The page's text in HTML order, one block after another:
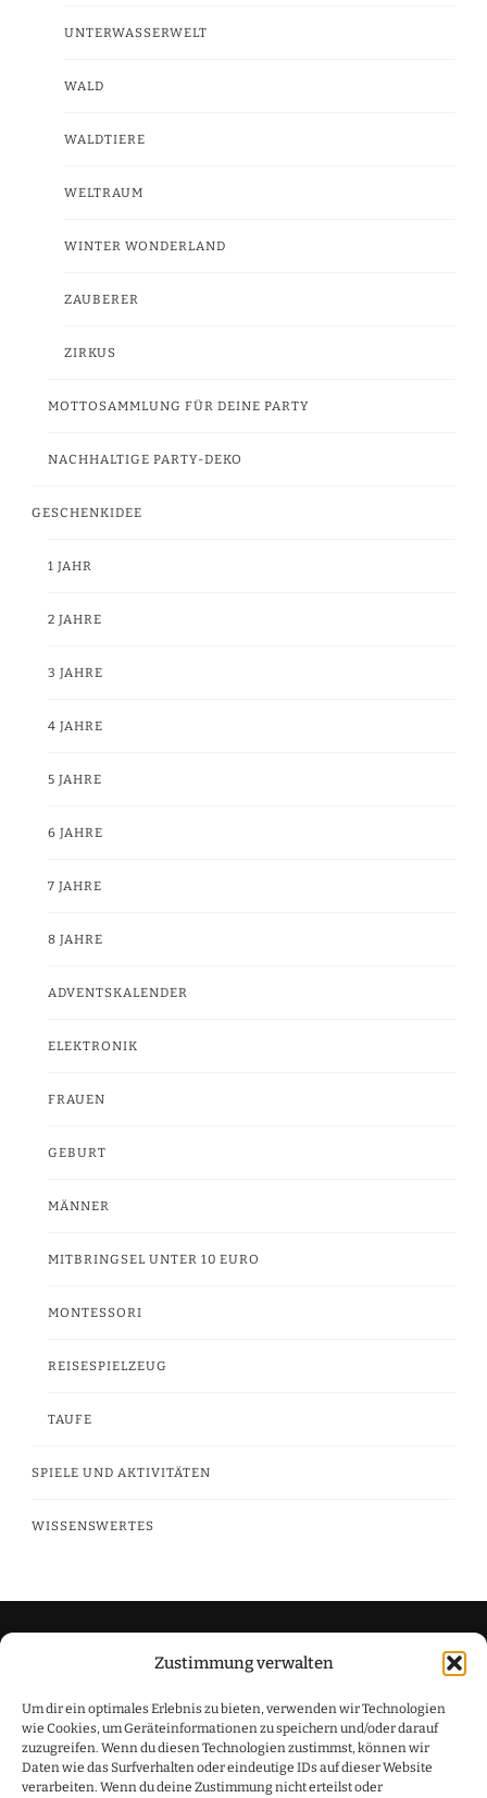
Zustimmung verwalten
Um dir ein optimales Erlebnis zu bieten, verwenden wir Technologien
wie Cookies, um Geräteinformationen zu speichern und/oder darauf
zuzugreifen. Wenn du diesen Technologien zustimmst, können wir
Daten wie das Surfverhalten oder eindeutige IDs auf dieser Website
verarbeiten. Wenn du deine Zustimmung nicht erteilst oder
UNTERWASSERWELT
WALD
WALDTIERE
WELTRAUM
WINTER WONDERLAND
ZAUBERER
ZIRKUS
MOTTOSAMMLUNG FÜR DEINE PARTY
NACHHALTIGE PARTY-DEKO
GESCHENKIDEE
1 JAHR
2 JAHRE
3 JAHRE
4 JAHRE
5 JAHRE
6 JAHRE
7 JAHRE
8 JAHRE
ADVENTSKALENDER
ELEKTRONIK
FRAUEN
GEBURT
MÄNNER
MITBRINGSEL UNTER 10 EURO
MONTESSORI
REISESPIELZEUG
TAUFE
SPIELE UND AKTIVITÄTEN
WISSENSWERTES
Impressum